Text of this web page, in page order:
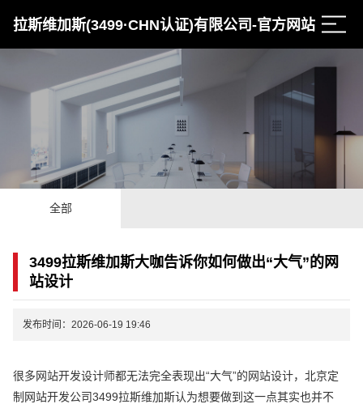
拉斯维加斯(3499·CHN认证)有限公司-官方网站
全部
3499拉斯维加斯大咖告诉你如何做出“大气”的网
站设计
发布时间：2026-06-19 19:46
很多网站开发设计师都无法完全表现出“大气”的网站设计，北京定
制网站开发公司3499拉斯维加斯认为想要做到这一点其实也并不